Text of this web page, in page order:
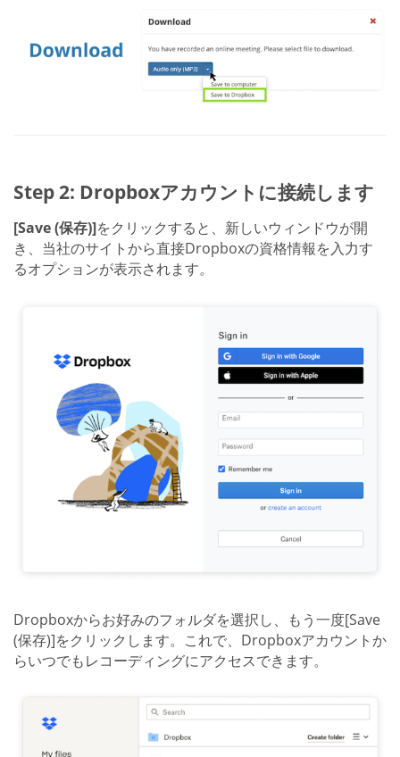
Step 2: Dropboxアカウントに接続します
[Save (保存)]をクリックすると、新しいウィンドウが開
き、当社のサイトから直接Dropboxの資格情報を入力す
るオプションが表示されます。
Dropboxからお好みのフォルダを選択し、もう一度[Save
(保存)]をクリックします。これで、Dropboxアカウントか
らいつでもレコーディングにアクセスできます。